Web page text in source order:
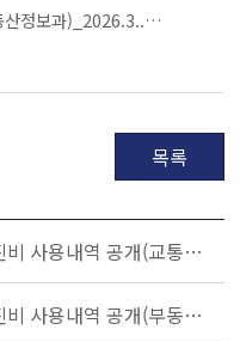
업무추진비 집행내역 공개서식(부동산정보과)_2026.3..pdf
목록
2026년 3월 업무추진비 사용내역 공개(교통건설국)
2026년 3월 업무추진비 사용내역 공개(부동산정보과)